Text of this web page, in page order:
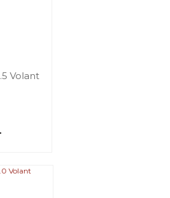
Volant